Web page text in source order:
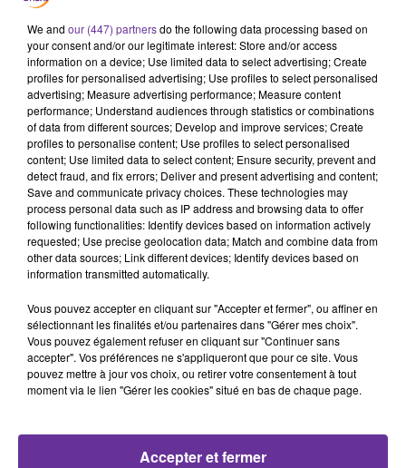
Rencontres (FR)
1er mars 2020 - 12 min 32 sec
RENCONTRE : MATTEO S'EST QUALIFIÉ ET LARA
EST L'HEUREUSE ÉLUE! IL SE CONFIE SON
BONHEUR À RADIO ORI
Rencontres (FR)
Mattéo est très ému il dit qu’il les adore tous les ' dit à Lara que
c’est elle qui lui a fait découvrir la Traviata (et non pas La Callas!)
quand elle était venue à Beyrouth. Il était présent à ce concert
(Marc dit à Pascal : il va me faire pleurer le con), il dit : "Amel, j’ai
« Laisse tomber ! Je t’adore » Pascal essuie une larme il lui dit tu
vas me faire pleurer, c'est compliqué là !
We and our (447) partnersdo the following data processing based on
your consent and/or our legitimate interest: Store and/or access
information on a device; Use limited data to select advertising; Create
profiles for personalised advertising; Use profiles to select personalised
advertising; Measure advertising performance; Measure content
performance; Understand audiences through statistics or combinations
of data from different sources; Develop and improve services; Create
profiles to personalise content; Use profiles to select personalised
content; Use limited data to select content; Ensure security, prevent and
detect fraud, and fix errors; Deliver and present advertising and content;
Save and communicate privacy choices. These technologies may
process personal data such as IP address and browsing data to offer
following functionalities: Identify devices based on information actively
requested; Use precise geolocation data; Match and combine data from
other data sources; Link different devices; Identify devices based on
information transmitted automatically.
Vous pouvez accepter en cliquant sur "Accepter et fermer", ou affiner en
sélectionnant les finalités et/ou partenaires dans "Gérer mes choix".
Vous pouvez également refuser en cliquant sur "Continuer sans
accepter". Vos préférences ne s'appliqueront que pour ce site. Vous
pouvez mettre à jour vos choix, ou retirer votre consentement à tout
moment via le lien "Gérer les cookies" situé en bas de chaque page.
Accepter et fermer